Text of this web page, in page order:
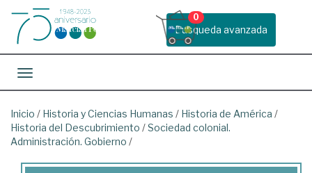
Busqueda avanzada
0
Toggle navigation
Inicio / Historia y Ciencias Humanas / Historia de América /
Historia del Descubrimiento /Sociedad colonial.
Administración. Gobierno /